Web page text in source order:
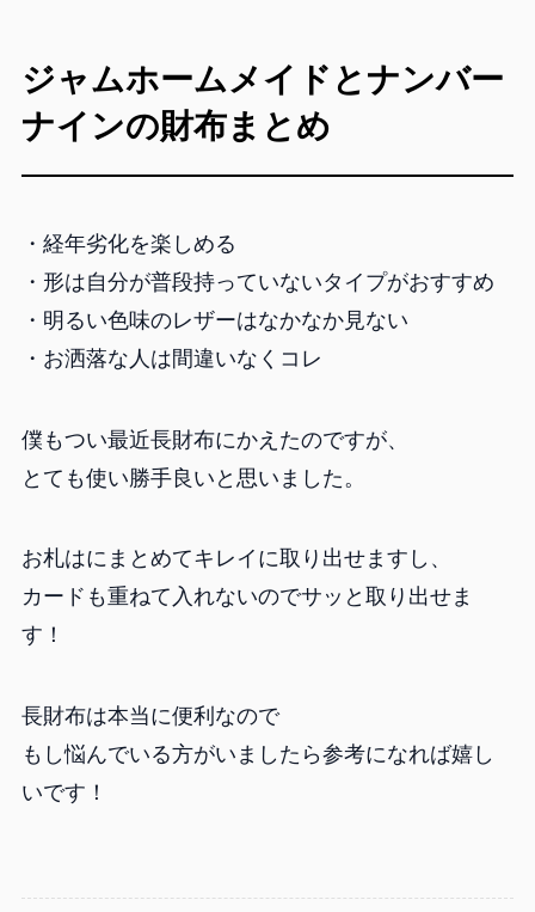
ジャムホームメイドとナンバー
ナインの財布まとめ
・経年劣化を楽しめる
・形は自分が普段持っていないタイプがおすすめ
・明るい色味のレザーはなかなか見ない
・お洒落な人は間違いなくコレ
僕もつい最近長財布にかえたのですが、
とても使い勝手良いと思いました。
お札はにまとめてキレイに取り出せますし、
カードも重ねて入れないのでサッと取り出せま
す！
長財布は本当に便利なので
もし悩んでいる方がいましたら参考になれば嬉し
いです！